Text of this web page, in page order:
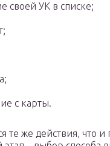
своей УК в списке;
с карты.
те же действия, что